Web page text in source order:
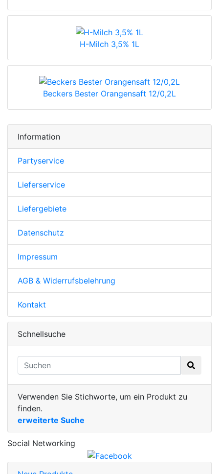
H-Milch 3,5% 1L
Beckers Bester Orangensaft 12/0,2L
Information
Partyservice
Lieferservice
Liefergebiete
Datenschutz
Impressum
AGB & Widerrufsbelehrung
Kontakt
Schnellsuche
Verwenden Sie Stichworte, um ein Produkt zu
finden.
erweiterte Suche
Social Networking